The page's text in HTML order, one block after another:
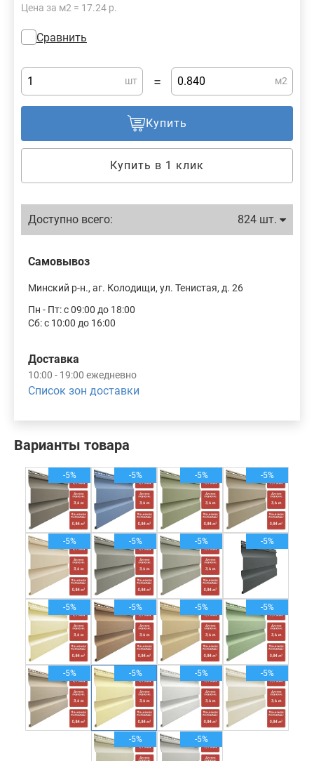
Варианты товара
-5% -5% -5% -5%
-5% -5% -5% -5%
-5% -5% -5% -5%
-5% -5% -5% -5%
-5% -5%
Цена за м2 = 17.24 р.
Сравнить
шт = м2
Купить
Купить в 1 клик
Доступно всего: 824 шт.
Самовывоз
Минский р-н., аг. Колодищи, ул. Тенистая, д. 26
Пн - Пт: с 09:00 до 18:00
Сб: с 10:00 до 16:00
Доставка
10:00 - 19:00 ежедневно
Список зон доставки